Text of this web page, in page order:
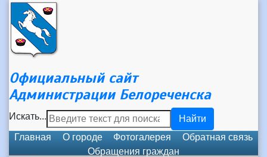
Официальный сайт
Администрации Белореченска
Искать...
Найти
Главная
О городе Фотогалерея
Обратная связь
Обращения граждан